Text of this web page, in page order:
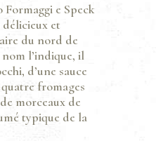
e Speck
et
du nord de
l’indique, il
d’une sauce
fromages
morceaux de
typique de la